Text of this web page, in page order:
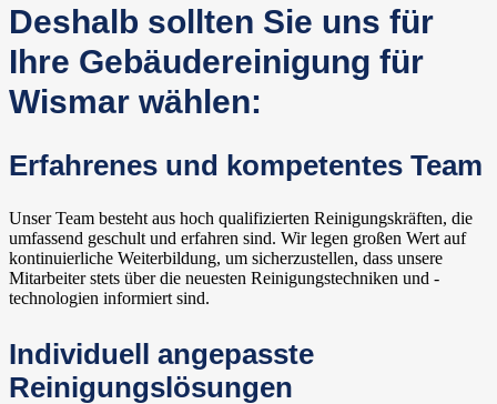
Deshalb sollten Sie uns für
Ihre Gebäudereinigung für
Wismar wählen:
Erfahrenes und kompetentes Team
Unser Team besteht aus hoch qualifizierten Reinigungskräften, die
umfassend geschult und erfahren sind. Wir legen großen Wert auf
kontinuierliche Weiterbildung, um sicherzustellen, dass unsere
Mitarbeiter stets über die neuesten Reinigungstechniken und -
technologien informiert sind.
Individuell angepasste
Reinigungslösungen